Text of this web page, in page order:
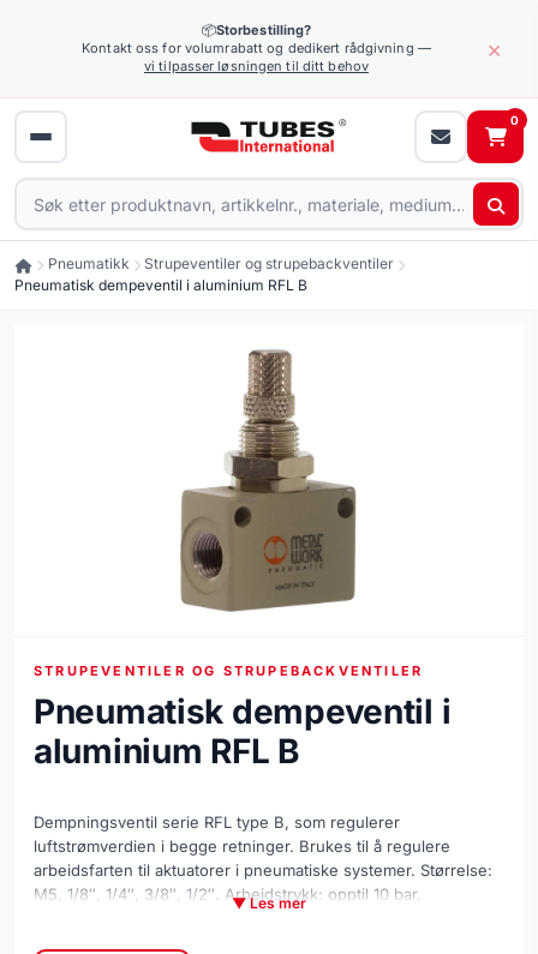
📦Storbestilling?
Kontakt oss for volumrabatt og dedikert rådgivning —
vi tilpasser løsningen til ditt behov
×
0
Pneumatikk
Strupeventiler og strupebackventiler
Pneumatisk dempeventil i aluminium RFL B
STRUPEVENTILER OG STRUPEBACKVENTILER
Pneumatisk dempeventil i
aluminium RFL B
Dempningsventil serie RFL type B, som regulerer
luftstrømverdien i begge retninger. Brukes til å regulere
arbeidsfarten til aktuatorer i pneumatiske systemer. Størrelse:
M5, 1/8″, 1/4″, 3/8″, 1/2″. Arbeidstrykk: opptil 10 bar.
▼ Les mer